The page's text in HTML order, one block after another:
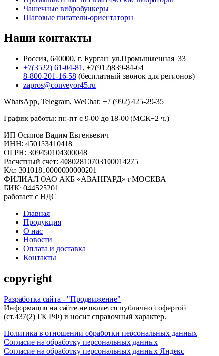
Чашечные вибробункеры
Шаговые питатели-ориентаторы
Наши контакты
Россия, 640000, г. Курган, ул.Промышленная, 33
+7(3522) 61-04-81 , +7(912)839-84-64
8-800-201-16-58 (бесплатный звонок для регионов)
zapros@conveyor45.ru
WhatsApp, Telegram, WeChat: +7 (992) 425-29-35
График работы: пн-пт с 9-00 до 18-00 (МСК+2 ч.)
ИП Осипов Вадим Евгеньевич
ИНН: 450133410418
ОГРН: 309450104300048
Расчетный счет: 40802810703100014275
К/с: 30101810000000000201
ФИЛИАЛ ОАО АКБ «АВАНГАРД» г.МОСКВА
БИК: 044525201
работает с НДС
Главная
Продукция
О нас
Новости
Оплата и доставка
Контакты
copyright
Разработка сайта - "Продвижение"
Информация на сайте не является публичной офертой
(ст.437(2) ГК РФ) и носит справочный характер.
Политика в отношении обработки персональных данных
Согласие на обработку персональных данных
Согласие на обработку персональных данных Яндекс